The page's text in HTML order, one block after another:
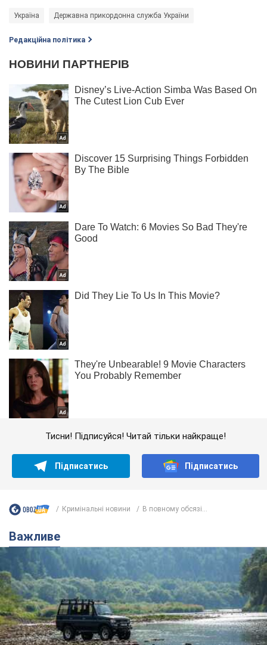
Україна Державна прикордонна служба України
Редакційна політика
Тисни! Підписуйся! Читай тільки найкраще!
Підписатись Підписатись
Кримінальні новини В повному обсязі...
Важливе